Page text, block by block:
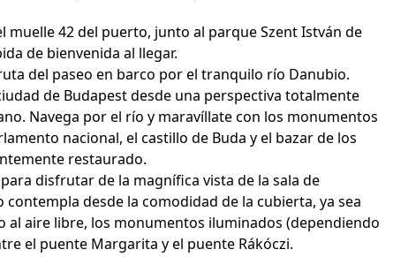
muelle 42 del puerto, junto al parque Szent István de
de bienvenida al llegar.
del paseo en barco por el tranquilo río Danubio.
de Budapest desde una perspectiva totalmente
Navega por el río y maravíllate con los monumentos
nacional, el castillo de Buda y el bazar de los
restaurado.
disfrutar de la magnífica vista de la sala de
desde la comodidad de la cubierta, ya sea
al aire libre, los monumentos iluminados (dependiendo
el puente Margarita y el puente Rákóczi.